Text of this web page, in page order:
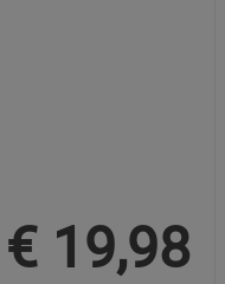
€ 19,98